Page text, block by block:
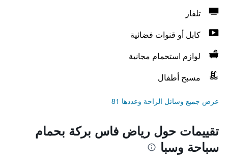
تلفاز
كابل أو قنوات فضائية
لوازم استحمام مجانية
مسبح أطفال
عرض جميع وسائل الراحة وعددها 81
تقييمات حول رياض فاس بركة بحمام
سباحة وسبا